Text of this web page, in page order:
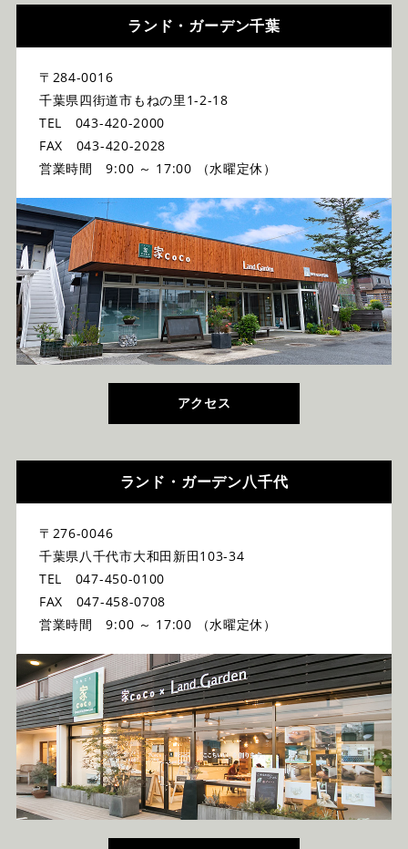
ランド・ガーデン千葉
〒284-0016
千葉県四街道市もねの里1-2-18
TEL 043-420-2000
FAX 043-420-2028
営業時間 9:00 ～ 17:00 （水曜定休）
アクセス
ランド・ガーデン八千代
〒276-0046
千葉県八千代市大和田新田103-34
TEL 047-450-0100
FAX 047-458-0708
営業時間 9:00 ～ 17:00 （水曜定休）